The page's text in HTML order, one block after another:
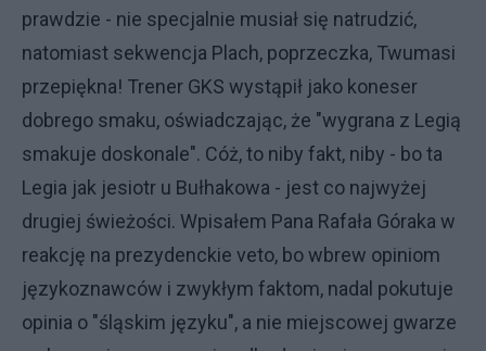
prawdzie - nie specjalnie musiał się natrudzić,
natomiast sekwencja Plach, poprzeczka, Twumasi
przepiękna! Trener GKS wystąpił jako koneser
dobrego smaku, oświadczając, że "wygrana z Legią
smakuje doskonale". Cóż, to niby fakt, niby - bo ta
Legia jak jesiotr u Bułhakowa - jest co najwyżej
drugiej świeżości. Wpisałem Pana Rafała Góraka w
reakcję na prezydenckie veto, bo wbrew opiniom
językoznawców i zwykłym faktom, nadal pokutuje
opinia o "śląskim języku", a nie miejscowej gwarze